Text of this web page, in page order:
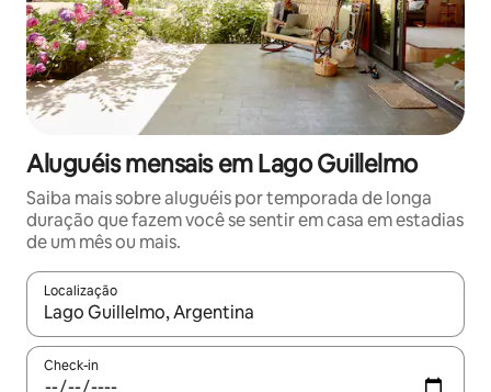
Aluguéis mensais em Lago Guillelmo
Saiba mais sobre aluguéis por temporada de longa
duração que fazem você se sentir em casa em estadias
de um mês ou mais.
Localização
Quando os resultados estiverem disponíveis, explore-os
Check-in